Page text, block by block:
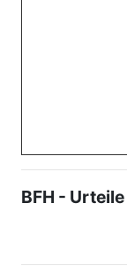
BFH - Urteile